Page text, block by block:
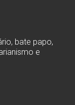
bate papo,
e